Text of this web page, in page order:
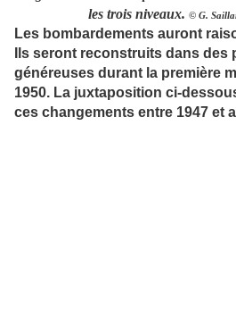
les trois niveaux. © G.
Les bombardements auront
Ils seront reconstruits dans
généreuses durant la première
1950. La juxtaposition ci-
ces changements entre 1947 et